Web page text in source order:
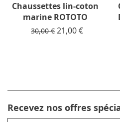
Chaussettes lin-coton
marine ROTOTO
Prix de base
30,00 € Prix
21,00 €
Recevez nos offres